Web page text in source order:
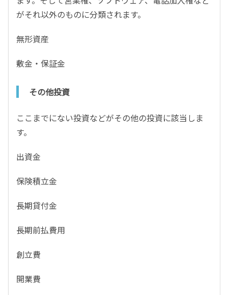
がそれ以外のものに分類されます。
無形資産
敷金・保証金
その他投資
ここまでにない投資などがその他の投資に該当しま
す。
出資金
保険積立金
長期貸付金
長期前払費用
創立費
開業費